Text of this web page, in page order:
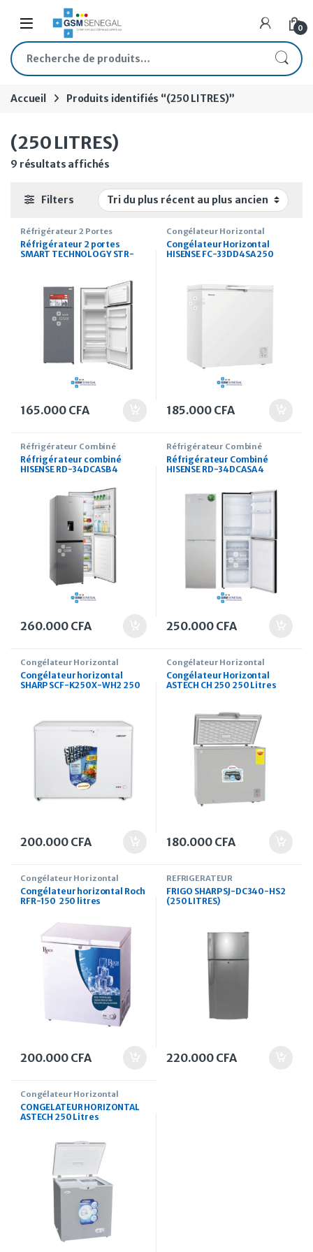
Skip to navigation
Skip to content
Open 0
Recherche pour :
Accueil Produits identifiés “(250 LITRES)”
(250 LITRES)
9 résultats affichés
Filters
Réfrigérateur 2 Portes
Réfrigérateur 2 portes
SMART TECHNOLOGY STR-
165.000 CFA
Congélateur Horizontal
Congélateur Horizontal
HISENSE FC-33DD4SA 250
185.000 CFA
Réfrigérateur Combiné
Réfrigérateur combiné
HISENSE RD-34DCASB 4
260.000 CFA
Réfrigérateur Combiné
Réfrigérateur Combiné
HISENSE RD-34DCASA 4
250.000 CFA
Congélateur Horizontal
Congélateur horizontal
SHARP SCF-K250X-WH2 250
200.000 CFA
Congélateur Horizontal
Congélateur Horizontal
ASTECH CH 250 250 Litres
180.000 CFA
Congélateur Horizontal
Congélateur horizontal Roch
RFR-150 250 litres
200.000 CFA
REFRIGERATEUR
FRIGO SHARP SJ-DC340-HS2
(250 LITRES)
220.000 CFA
Congélateur Horizontal
CONGELATEUR HORIZONTAL
ASTECH 250 Litres